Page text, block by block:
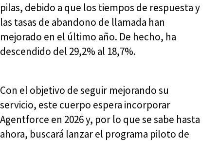
pilas, debido a que los tiempos de respuesta y
las tasas de abandono de llamada han
mejorado en el último año. De hecho, ha
descendido del 29,2% al 18,7%.
Con el objetivo de seguir mejorando su
servicio, este cuerpo espera incorporar
Agentforce en 2026 y, por lo que se sabe hasta
ahora, buscará lanzar el programa piloto de